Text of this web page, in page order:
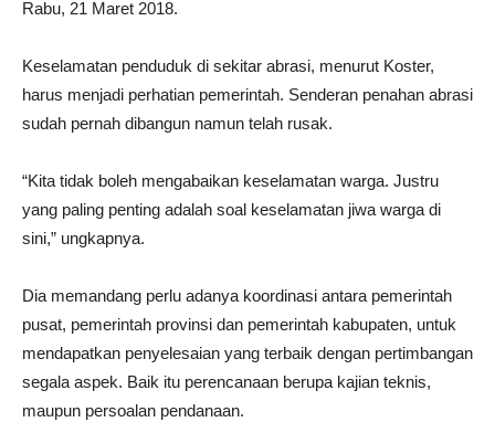
Rabu, 21 Maret 2018.
Keselamatan penduduk di sekitar abrasi, menurut Koster,
harus menjadi perhatian pemerintah. Senderan penahan abrasi
sudah pernah dibangun namun telah rusak.
“Kita tidak boleh mengabaikan keselamatan warga. Justru
yang paling penting adalah soal keselamatan jiwa warga di
sini,” ungkapnya.
Dia memandang perlu adanya koordinasi antara pemerintah
pusat, pemerintah provinsi dan pemerintah kabupaten, untuk
mendapatkan penyelesaian yang terbaik dengan pertimbangan
segala aspek. Baik itu perencanaan berupa kajian teknis,
maupun persoalan pendanaan.